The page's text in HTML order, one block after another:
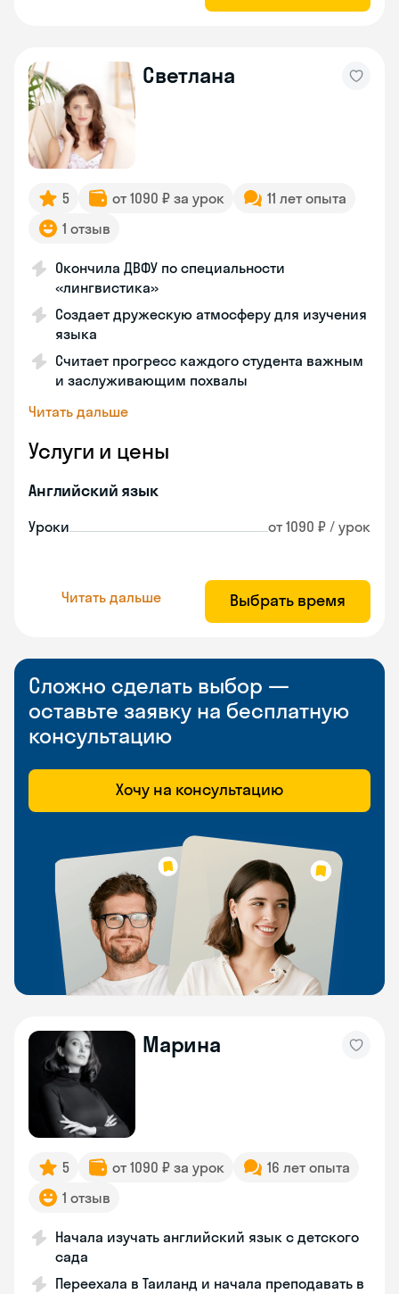
Светлана
5 от 1090 ₽ за урок
11 лет опыта
1 отзыв
Окончила ДВФУ по специальности
«лингвистика»
Создает дружескую атмосферу для изучения
языка
Считает прогресс каждого студента важным
и заслуживающим похвалы
Читать дальше
Услуги и цены
Английский язык
Уроки от 1090 ₽ / урок
Читать дальше Выбрать время
Сложно сделать выбор —
оставьте заявку на бесплатную
консультацию
Хочу на консультацию
Марина
5 от 1090 ₽ за урок
16 лет опыта
1 отзыв
Начала изучать английский язык с детского
сада
Переехала в Таиланд и начала преподавать в